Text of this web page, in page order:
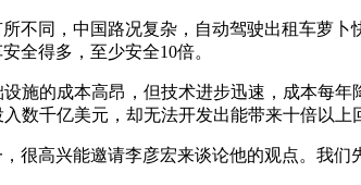
同，中国路况复杂，自动驾驶出租车萝卜
全得多，至少安全10倍。
的成本高昂，但技术进步迅速，成本每年
数千亿美元，却无法开发出能带来十倍以上
高兴能邀请李彦宏来谈论他的观点。我们